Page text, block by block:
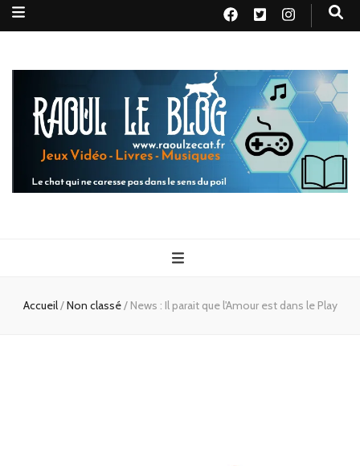
Raoul le
blog
Accueil/Non classé/ News : Il parait que l'Amour est dans le Play